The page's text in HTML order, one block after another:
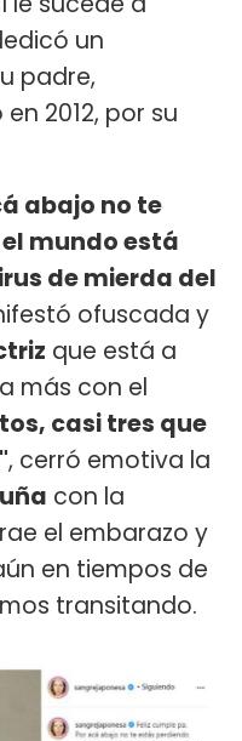
un
padre,
2012, por su
abajo no te
mundo está
de mierda del
ofuscada y
que está a
más con el
casi tres que
, cerró emotiva la
con la
el embarazo y
en tiempos de
transitando.